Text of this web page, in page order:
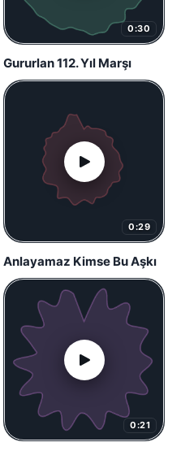
0:30
Gururlan 112. Yıl Marşı
0:29
Anlayamaz Kimse Bu Aşkı
0:21